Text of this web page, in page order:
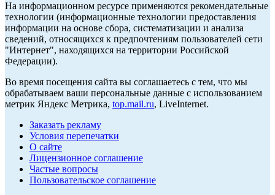
На информационном ресурсе применяются рекомендательные
технологии (информационные технологии предоставления
информации на основе сбора, систематизации и анализа
сведений, относящихся к предпочтениям пользователей сети
"Интернет", находящихся на территории Российской
Федерации).
Во время посещения сайта вы соглашаетесь с тем, что мы
обрабатываем ваши персональные данные с использованием
метрик Яндекс Метрика, top.mail.ru, LiveInternet.
Заказать рекламу
Условия перепечатки
О сайте
Лицензионное соглашение
Частые вопросы
Пользовательское соглашение